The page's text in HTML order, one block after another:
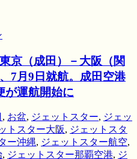
京（成田）－大阪（関
7月9日就航。成田空港
が運航開始に
, お盆, ジェットスター, ジェッ
トスター大阪, ジェットスタ
ー沖縄, ジェットスター航空,
, ジェットスター那覇空港, ジ